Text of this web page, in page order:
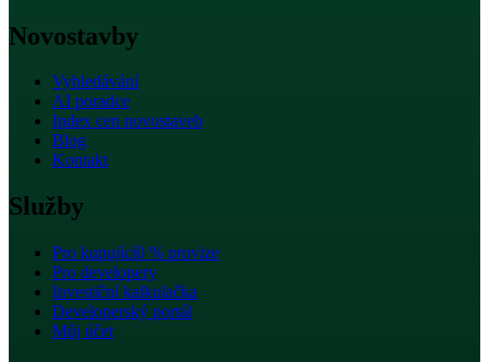
Novostavby
Vyhledávání
AI poradce
Index cen novostaveb
Blog
Kontakt
Služby
Pro kupující0 % provize
Pro developery
Investiční kalkulačka
Developerský portál
Můj účet